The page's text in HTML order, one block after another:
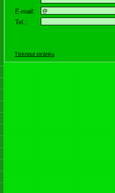
E-mail:
Tel.:
Tisknout stránku